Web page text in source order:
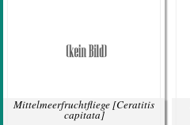
Mittelmeerfruchtfliege[Ceratitis
capitata]